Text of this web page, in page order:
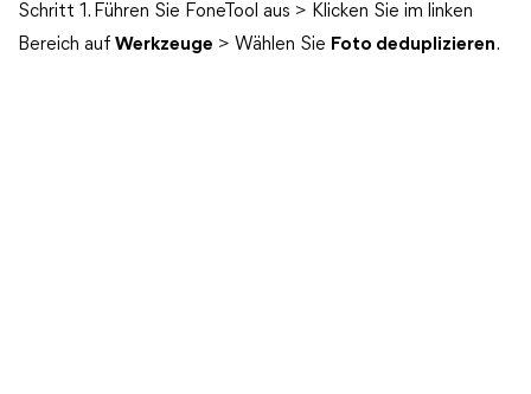
Schritt 1. Führen Sie FoneTool aus > Klicken Sie im linken
Bereich auf Werkzeuge > Wählen Sie Foto deduplizieren.